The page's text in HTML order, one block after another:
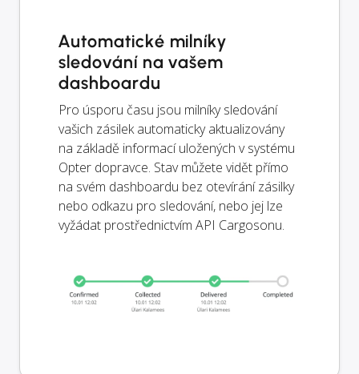
Automatické milníky
sledování na vašem
dashboardu
Pro úsporu času jsou milníky sledování
vašich zásilek automaticky aktualizovány
na základě informací uložených v systému
Opter dopravce. Stav můžete vidět přímo
na svém dashboardu bez otevírání zásilky
nebo odkazu pro sledování, nebo jej lze
vyžádat prostřednictvím API Cargosonu.